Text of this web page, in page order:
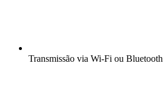
Transmissão via Wi-Fi ou Bluetooth